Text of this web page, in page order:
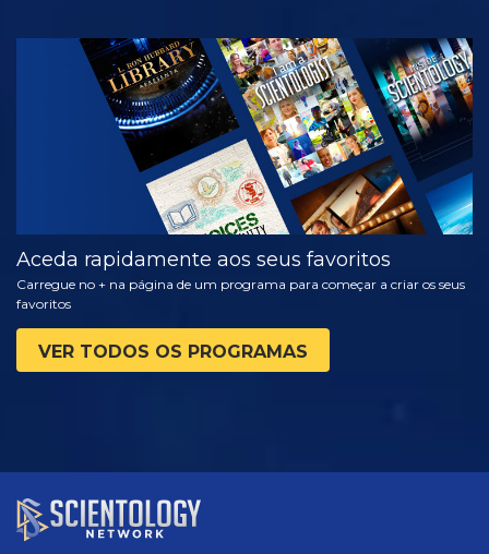
VER
EXPLORAR A
SÉRIE
Aceda rapidamente aos seus favoritos
Carregue no + na página de um programa para começar a criar os seus
favoritos
VER TODOS OS PROGRAMAS